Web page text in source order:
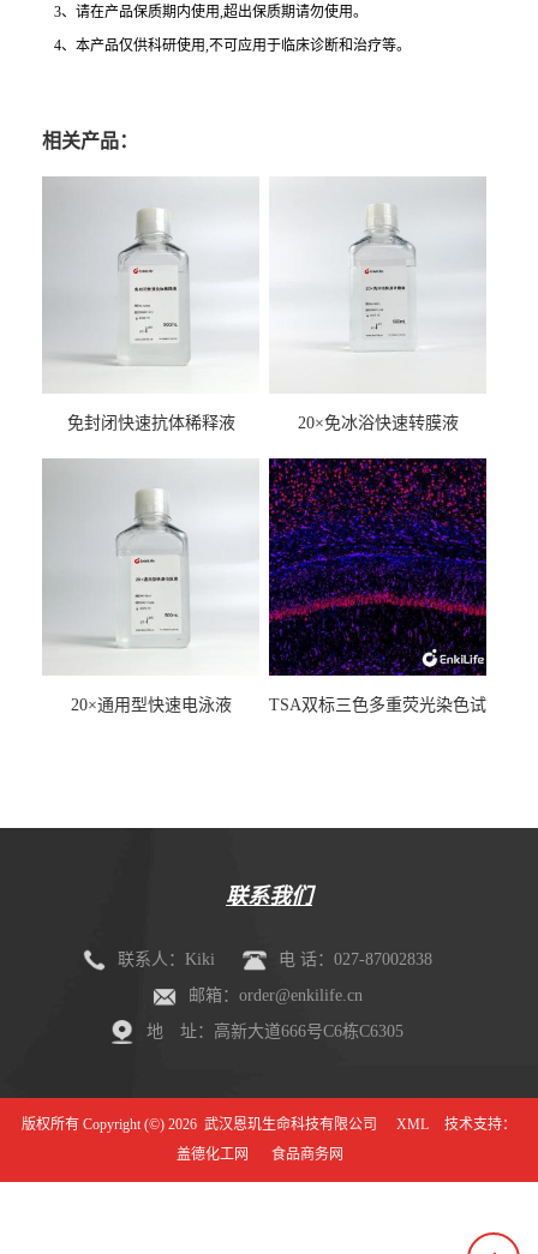
3、请在产品保质期内使用,超出保质期请勿使用。
4、本产品仅供科研使用,不可应用于临床诊断和治疗等。
相关产品：
免封闭快速抗体稀释液 20×免冰浴快速转膜液
20×通用型快速电泳液
TSA双标三色多重荧光染色试
联系我们
联系人：Kiki
电 话：027-87002838
邮箱：order@enkilife.cn
地 址：高新大道666号C6栋C6305
版权所有 Copyright (©) 2026 武汉恩玑生命科技有限公司 XML
技术支持：
盖德化工网
食品商务网